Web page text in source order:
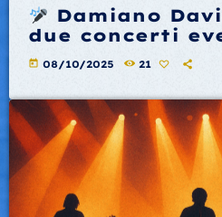
Damiano
due concerti
today 08/10/2025 21